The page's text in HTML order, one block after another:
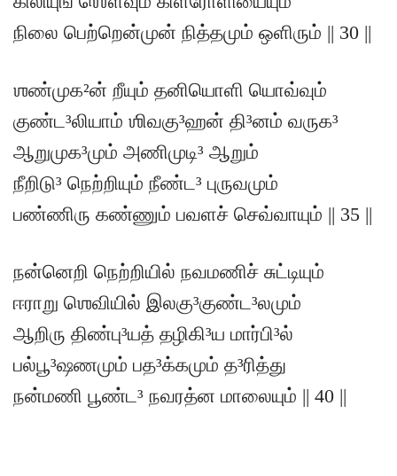
நிலை பெற்றென்முன் நித்தமும் ஒளிரும் || 30 ||
ஶண்முக²ன் றீயும் தனியொளி யொவ்வும்
குண்ட³லியாம் ஶிவகு³ஹன் தி³னம் வருக³
ஆறுமுக³மும் அணிமுடி³ ஆறும்
நீறிடு³ நெற்றியும் நீண்ட³ புருவமும்
பண்ணிரு கண்ணும் பவளச் செவ்வாயும் || 35 ||
நன்னெறி நெற்றியில் நவமணிச் சுட்டியும்
ஈராறு ஶெவியில் இலகு³குண்ட³லமும்
ஆறிரு திண்பு³யத் தழிகி³ய மார்பி³ல்
பல்பூ³ஷணமும் பத³க்கமும் த³ரித்து
நன்மணி பூண்ட³ நவரத்ன மாலையும் || 40 ||